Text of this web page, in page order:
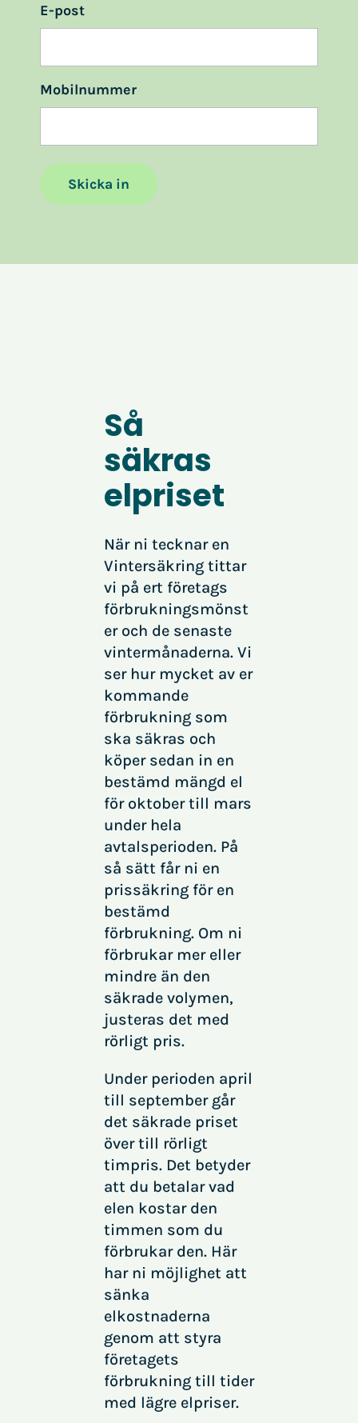
E-post
Mobilnummer
Skicka in
Så
säkras
elpriset
När ni tecknar en
Vintersäkring tittar
vi på ert företags
förbrukningsmönst
er och de senaste
vintermånaderna. Vi
ser hur mycket av er
kommande
förbrukning som
ska säkras och
köper sedan in en
bestämd mängd el
för oktober till mars
under hela
avtalsperioden. På
så sätt får ni en
prissäkring för en
bestämd
förbrukning. Om ni
förbrukar mer eller
mindre än den
säkrade volymen,
justeras det med
rörligt pris.
Under perioden april
till september går
det säkrade priset
över till rörligt
timpris. Det betyder
att du betalar vad
elen kostar den
timmen som du
förbrukar den. Här
har ni möjlighet att
sänka
elkostnaderna
genom att styra
företagets
förbrukning till tider
med lägre elpriser.